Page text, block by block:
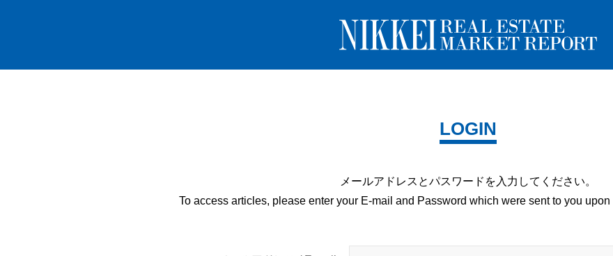
LOGIN
メールアドレスとパスワードを 入力してください。
To access articles, please enter your E-mail and Password which were sent to you upon